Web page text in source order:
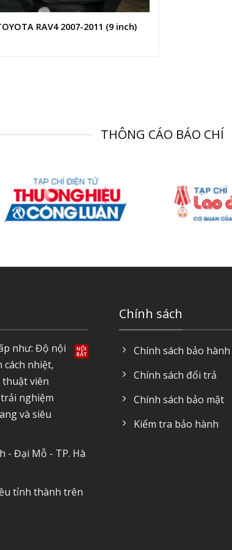
RAV4 2007-2011 (9 inch)
THÔNG CÁO BÁO CHÍ
như: Độ nội
cách nhiệt,
thuật viên
nghiệm
và siêu
- Đại Mỗ - TP. Hà
tỉnh thành trên
Chính sách
Chính sách bảo hành
Chính sách đổi trả
Chính sách bảo mật
Kiểm tra bảo hành